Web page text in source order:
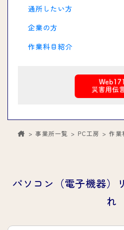
通所したい方
企業の方
作業科目紹介
事業所一覧 PC工房 作業
パソコン（電子機器）
れ